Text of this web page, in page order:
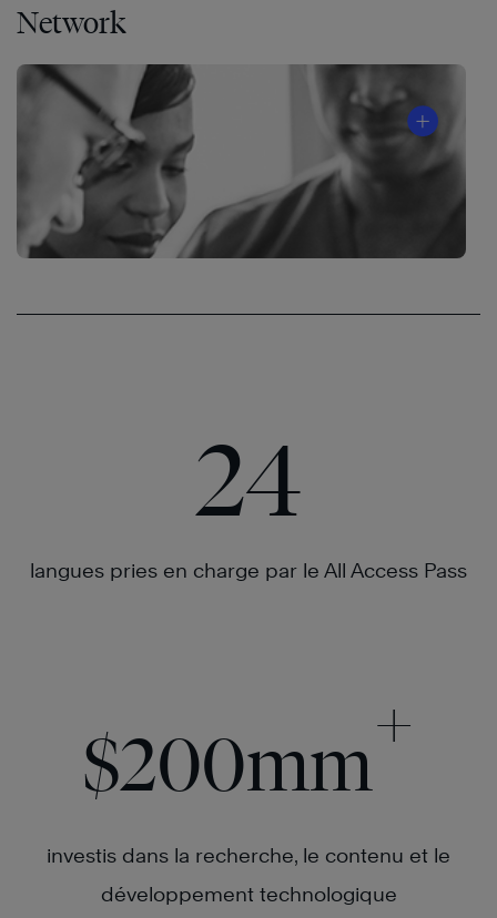
Network
24
langues pries en charge par le All Access Pass
$200mm+
investis dans la recherche, le contenu et le
développement technologique